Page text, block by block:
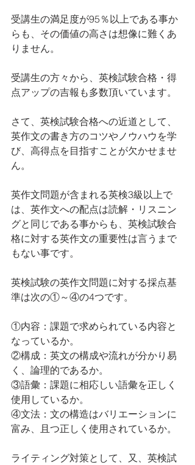
受講生の満足度が95％以上である事か
らも、その価値の高さは想像に難くあ
りません。
受講生の方々から、英検試験合格・得
点アップの吉報も多数頂いています。
さて、英検試験合格への近道として、
英作文の書き方のコツやノウハウを学
び、高得点を目指すことが欠かせませ
ん。
英作文問題が含まれる英検3級以上で
は、英作文への配点は読解・リスニン
グと同じである事からも、英検試験合
格に対する英作文の重要性は言うまで
もない事です。
英検試験の英作文問題に対する採点基
準は次の①～④の4つです。
①内容：課題で求められている内容と
なっているか。
②構成：英文の構成や流れが分かり易
く、論理的であるか。
③語彙：課題に相応しい語彙を正しく
使用しているか。
④文法：文の構造はバリエーションに
富み、且つ正しく使用されているか。
ライティング対策として、又、英検試